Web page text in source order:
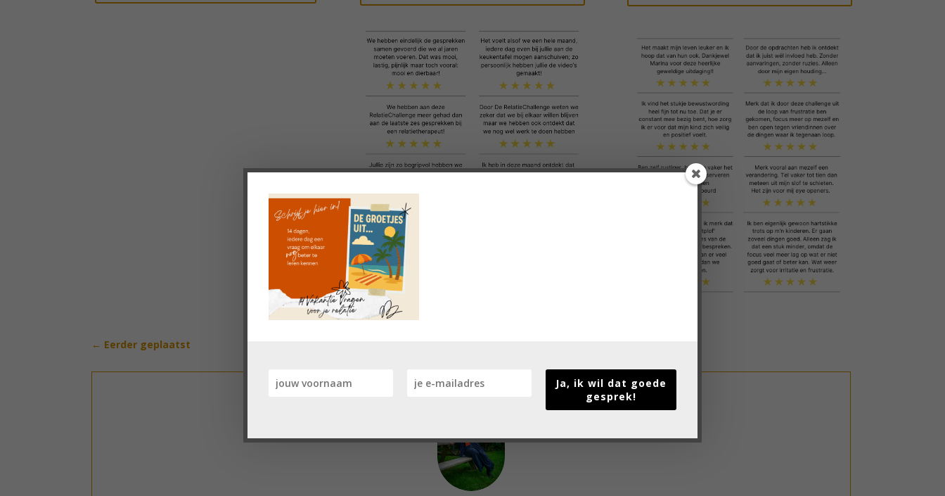
← Eerder geplaatst
Ja, ik wil dat goede
gesprek!